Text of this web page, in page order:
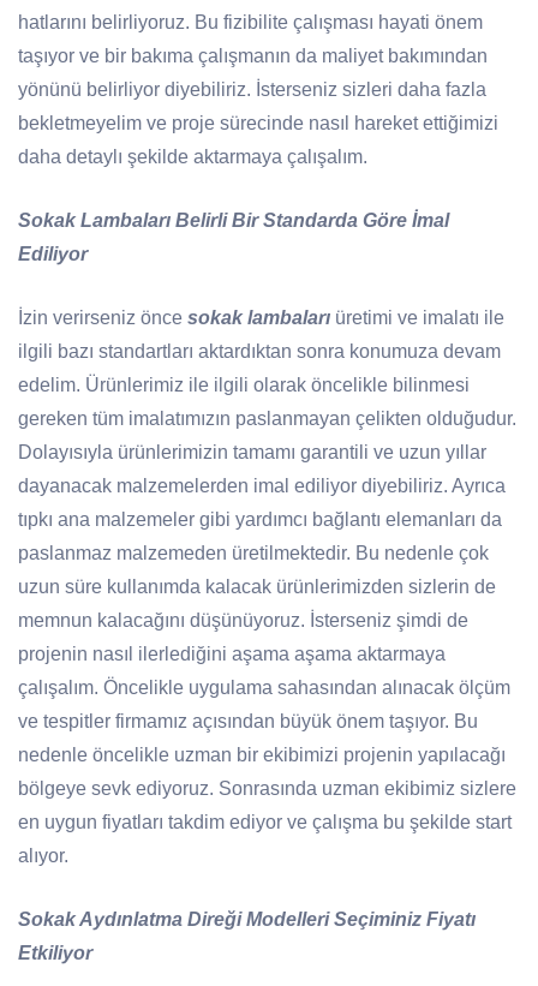
hatlarını belirliyoruz. Bu fizibilite çalışması hayati önem
taşıyor ve bir bakıma çalışmanın da maliyet bakımından
yönünü belirliyor diyebiliriz. İsterseniz sizleri daha fazla
bekletmeyelim ve proje sürecinde nasıl hareket ettiğimizi
daha detaylı şekilde aktarmaya çalışalım.
Sokak Lambaları Belirli Bir Standarda Göre İmal
Ediliyor
İzin verirseniz önce sokak lambaları üretimi ve imalatı ile
ilgili bazı standartları aktardıktan sonra konumuza devam
edelim. Ürünlerimiz ile ilgili olarak öncelikle bilinmesi
gereken tüm imalatımızın paslanmayan çelikten olduğudur.
Dolayısıyla ürünlerimizin tamamı garantili ve uzun yıllar
dayanacak malzemelerden imal ediliyor diyebiliriz. Ayrıca
tıpkı ana malzemeler gibi yardımcı bağlantı elemanları da
paslanmaz malzemeden üretilmektedir. Bu nedenle çok
uzun süre kullanımda kalacak ürünlerimizden sizlerin de
memnun kalacağını düşünüyoruz. İsterseniz şimdi de
projenin nasıl ilerlediğini aşama aşama aktarmaya
çalışalım. Öncelikle uygulama sahasından alınacak ölçüm
ve tespitler firmamız açısından büyük önem taşıyor. Bu
nedenle öncelikle uzman bir ekibimizi projenin yapılacağı
bölgeye sevk ediyoruz. Sonrasında uzman ekibimiz sizlere
en uygun fiyatları takdim ediyor ve çalışma bu şekilde start
alıyor.
Sokak Aydınlatma Direği Modelleri Seçiminiz Fiyatı
Etkiliyor